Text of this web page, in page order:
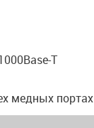
T
медных портах